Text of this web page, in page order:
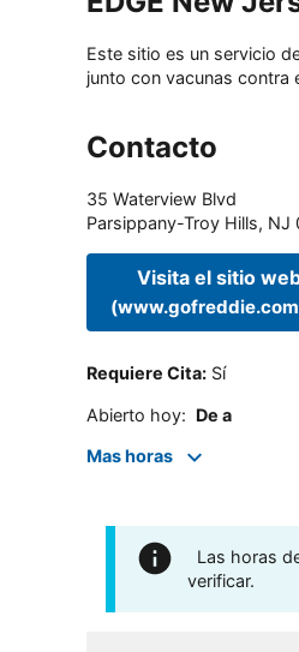
Este sitio es un servicio
junto con vacunas contra
Contacto
35 Waterview Blvd
Parsippany-Troy Hills, NJ
Visita el sitio
Requiere Cita: Sí
Abierto hoy: De a
Mas horas
Las horas
verificar.